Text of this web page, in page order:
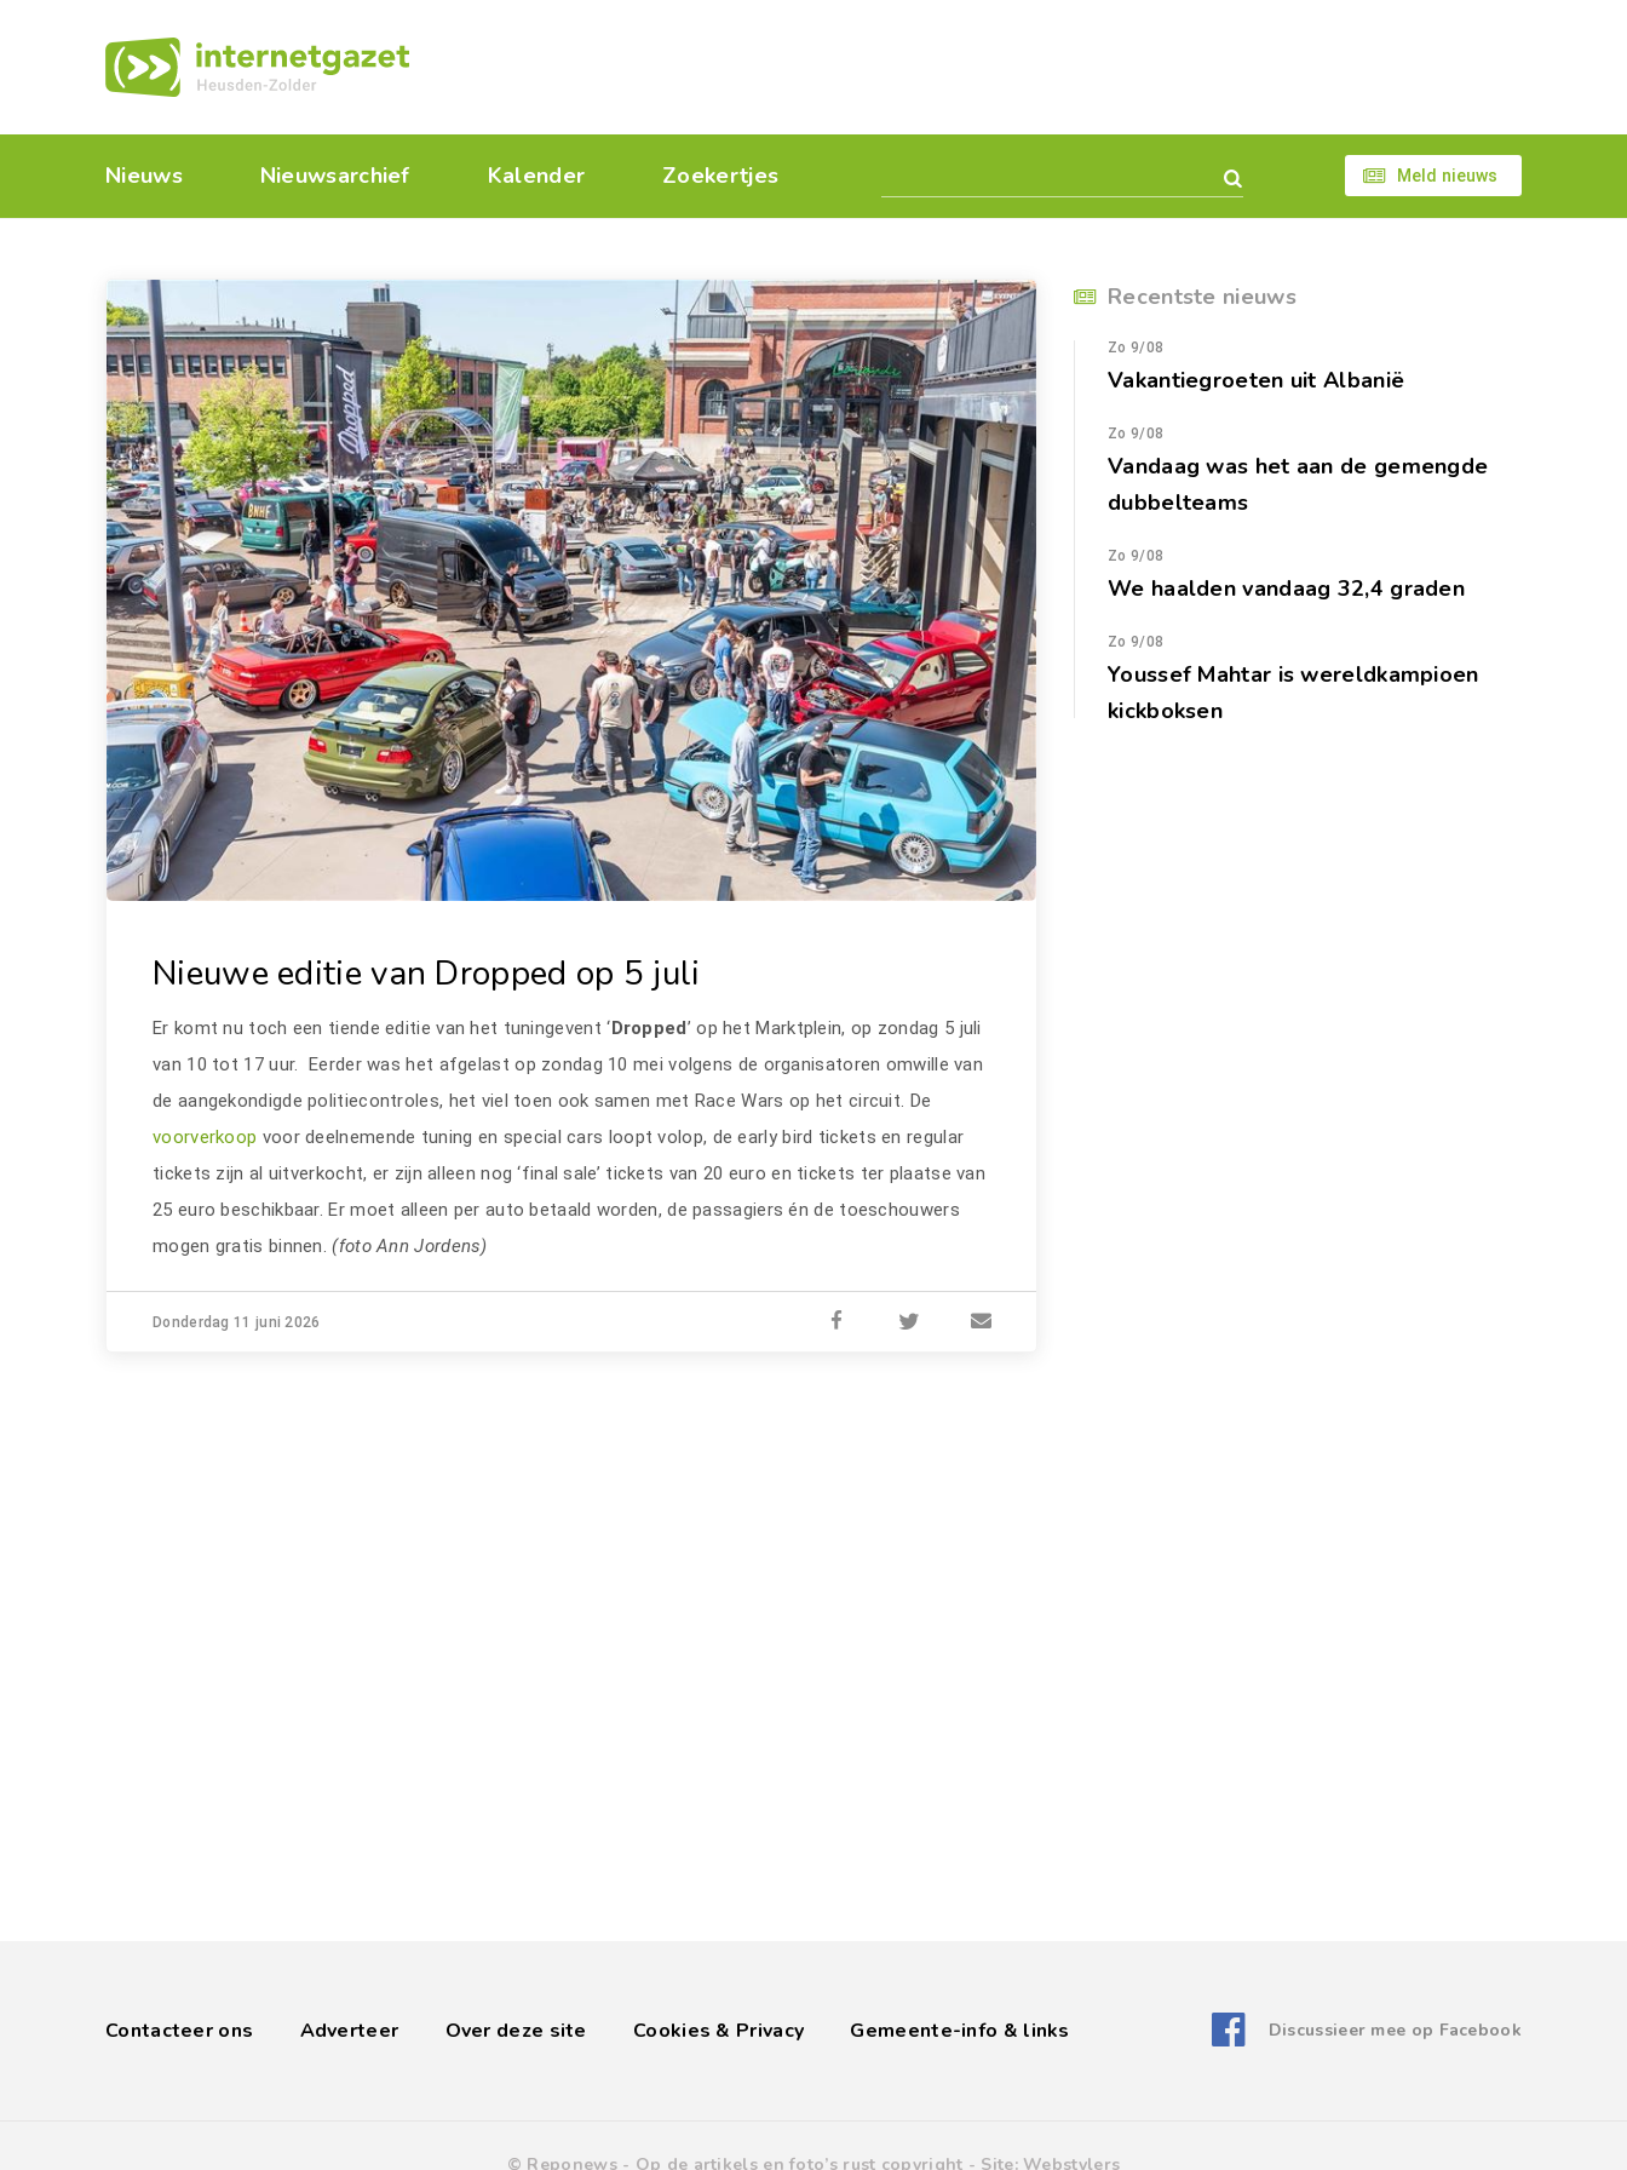
Nieuws Nieuwsarchief Kalender Zoekertjes Meld nieuws
Nieuwe editie van Dropped op 5 juli
Er komt nu toch een tiende editie van het tuningevent ‘Dropped’ op het Marktplein, op zondag 5 juli
van 10 tot 17 uur. Eerder was het afgelast op zondag 10 mei volgens de organisatoren omwille van
de aangekondigde politiecontroles, het viel toen ook samen met Race Wars op het circuit. De
voorverkoop voor deelnemende tuning en special cars loopt volop, de early bird tickets en regular
tickets zijn al uitverkocht, er zijn alleen nog ‘final sale’ tickets van 20 euro en tickets ter plaatse van
25 euro beschikbaar. Er moet alleen per auto betaald worden, de passagiers én de toeschouwers
mogen gratis binnen.(foto Ann Jordens)
Donderdag 11 juni 2026
Recentste nieuws
Zo 9/08
Vakantiegroeten uit Albanië
Zo 9/08
Vandaag was het aan de gemengde
dubbelteams
Zo 9/08
We haalden vandaag 32,4 graden
Zo 9/08
Youssef Mahtar is wereldkampioen
kickboksen
Contacteer ons Adverteer Over deze site Cookies & Privacy Gemeente-info & links Discussieer mee op Facebook
© Reponews - Op de artikels en foto’s rust copyright - Site: Webstylers